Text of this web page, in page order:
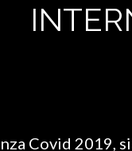
Covid 2019,